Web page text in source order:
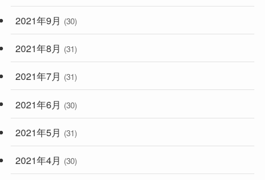
2021年9月 (30)
2021年8月 (31)
2021年7月 (31)
2021年6月 (30)
2021年5月 (31)
2021年4月 (30)